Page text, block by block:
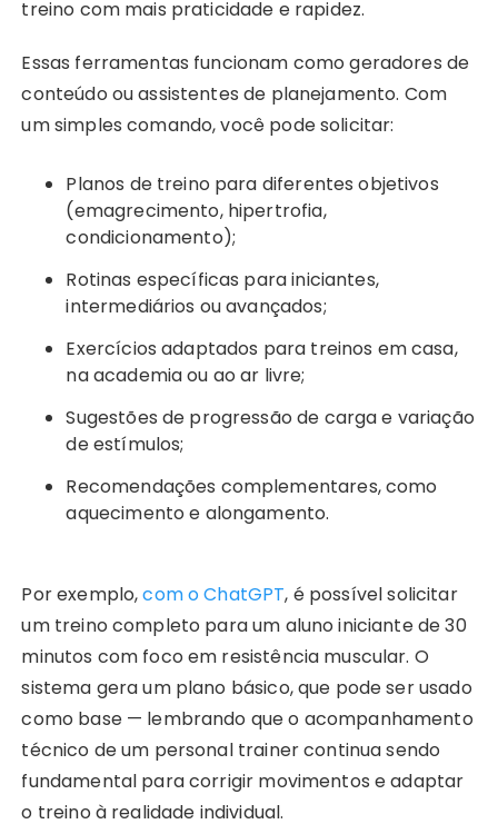
treino com mais praticidade e rapidez.
Essas ferramentas funcionam como geradores de
conteúdo ou assistentes de planejamento. Com
um simples comando, você pode solicitar:
Planos de treino para diferentes objetivos
(emagrecimento, hipertrofia,
condicionamento);
Rotinas específicas para iniciantes,
intermediários ou avançados;
Exercícios adaptados para treinos em casa,
na academia ou ao ar livre;
Sugestões de progressão de carga e variação
de estímulos;
Recomendações complementares, como
aquecimento e alongamento.
Por exemplo,com o ChatGPT, é possível solicitar
um treino completo para um aluno iniciante de 30
minutos com foco em resistência muscular. O
sistema gera um plano básico, que pode ser usado
como base — lembrando que o acompanhamento
técnico de um personal trainer continua sendo
fundamental para corrigir movimentos e adaptar
o treino à realidade individual.